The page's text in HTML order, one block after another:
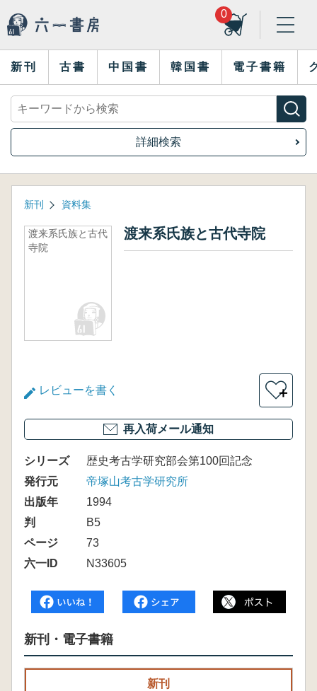
0
新刊 古書 中国書 韓国書 電子書籍
詳細検索
新刊 資料集
渡来系氏族と古代
寺院
渡来系氏族と古代寺院
レビューを書く ＋
再入荷メール通知
シリーズ
歴史考古学研究部会第100回記念
発行元
帝塚山考古学研究所
出版年
1994
判
B5
ページ
73
六一ID
N33605
新刊・電子書籍
新刊